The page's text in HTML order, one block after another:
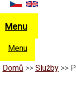
Menu
Menu
Domů >> Služby >>